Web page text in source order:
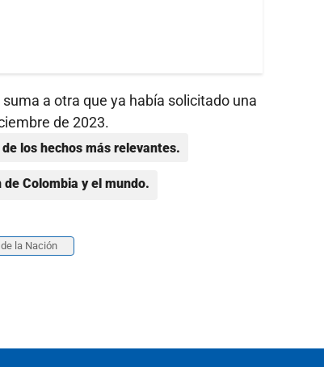
a otra que ya había solicitado una
de 2023.
los hechos más relevantes.
Colombia y el mundo.
la Nación